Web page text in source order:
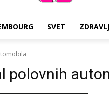
SVET
polovnih